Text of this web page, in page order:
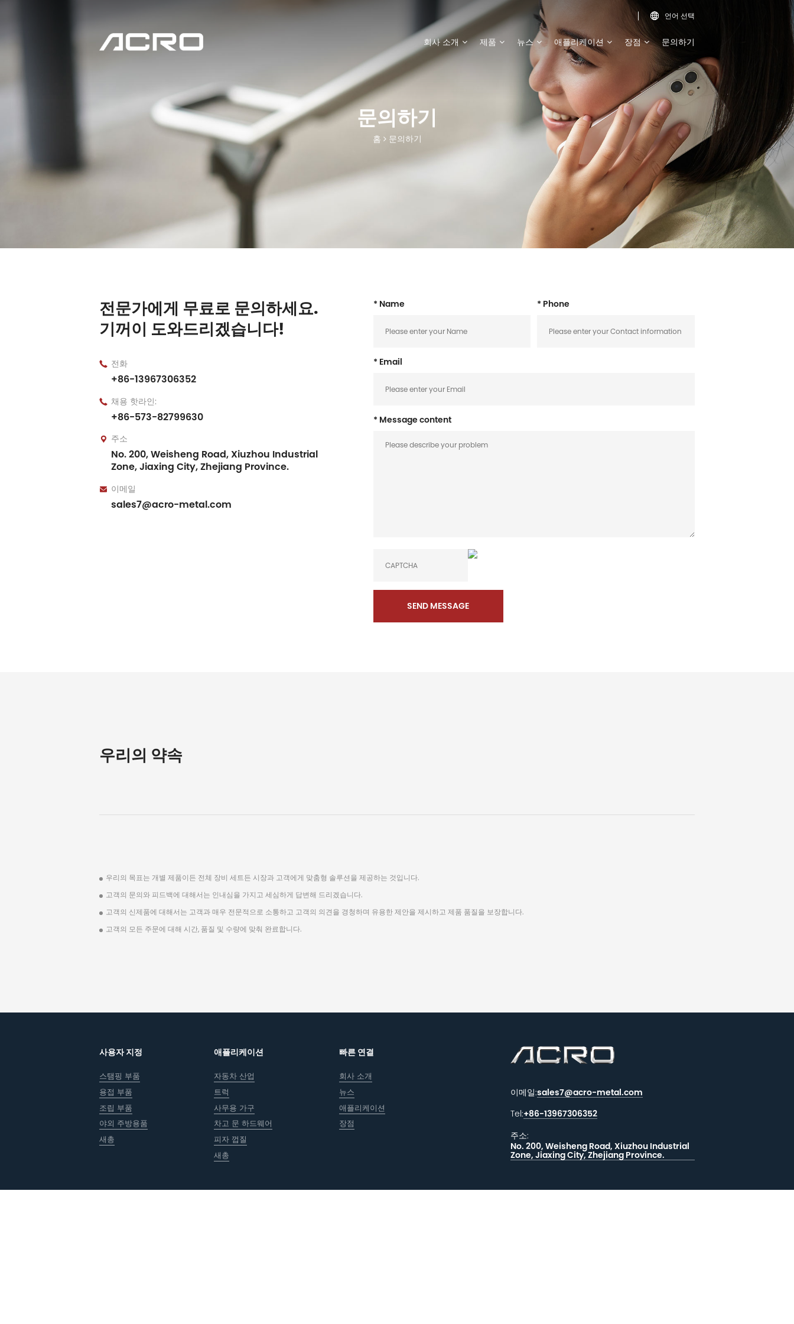
 언어 선택
회사 소개 제품 뉴스 애플리케이션 장점 문의하기
문의하기
홈 문의하기
전문가에게 무료로 문의하세요.
기꺼이 도와드리겠습니다!
 전화
+86-13967306352
 채용 핫라인:
+86-573-82799630
 주소
No. 200, Weisheng Road, Xiuzhou Industrial
Zone, Jiaxing City, Zhejiang Province.
 이메일
sales7@acro-metal.com
* Name * Phone
* Email
* Message content
우리의 약속
우리의 목표는 개별 제품이든 전체 장비 세트든 시장과 고객에게 맞춤형 솔루션을 제공하는 것입니다.
고객의 문의와 피드백에 대해서는 인내심을 가지고 세심하게 답변해 드리겠습니다.
고객의 신제품에 대해서는 고객과 매우 전문적으로 소통하고 고객의 의견을 경청하며 유용한 제안을 제시하고 제품 품질을 보장합니다.
고객의 모든 주문에 대해 시간, 품질 및 수량에 맞춰 완료합니다.
사용자 지정
스탬핑 부품
용접 부품
조립 부품
야외 주방용품
새총
애플리케이션
자동차 산업
트럭
사무용 가구
차고 문 하드웨어
피자 껍질
새총
빠른 연결
회사 소개
뉴스
애플리케이션
장점
이메일:sales7@acro-metal.com
Tel:+86-13967306352
주소:
No. 200, Weisheng Road, Xiuzhou Industrial
Zone, Jiaxing City, Zhejiang Province.